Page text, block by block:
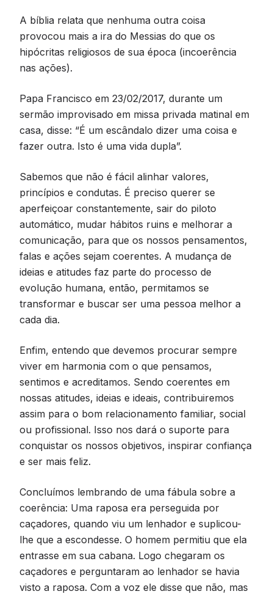
A bíblia relata que nenhuma outra coisa
provocou mais a ira do Messias do que os
hipócritas religiosos de sua época (incoerência
nas ações).
Papa Francisco em 23/02/2017, durante um
sermão improvisado em missa privada matinal em
casa, disse: “É um escândalo dizer uma coisa e
fazer outra. Isto é uma vida dupla”.
Sabemos que não é fácil alinhar valores,
princípios e condutas. É preciso querer se
aperfeiçoar constantemente, sair do piloto
automático, mudar hábitos ruins e melhorar a
comunicação, para que os nossos pensamentos,
falas e ações sejam coerentes. A mudança de
ideias e atitudes faz parte do processo de
evolução humana, então, permitamos se
transformar e buscar ser uma pessoa melhor a
cada dia.
Enfim, entendo que devemos procurar sempre
viver em harmonia com o que pensamos,
sentimos e acreditamos. Sendo coerentes em
nossas atitudes, ideias e ideais, contribuiremos
assim para o bom relacionamento familiar, social
ou profissional. Isso nos dará o suporte para
conquistar os nossos objetivos, inspirar confiança
e ser mais feliz.
Concluímos lembrando de uma fábula sobre a
coerência: Uma raposa era perseguida por
caçadores, quando viu um lenhador e suplicou-
lhe que a escondesse. O homem permitiu que ela
entrasse em sua cabana. Logo chegaram os
caçadores e perguntaram ao lenhador se havia
visto a raposa. Com a voz ele disse que não, mas